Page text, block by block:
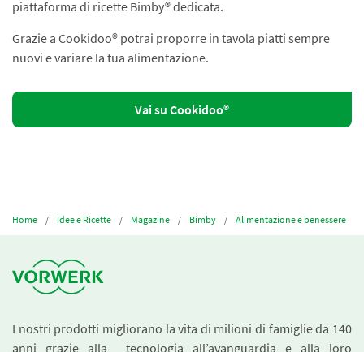
piattaforma di ricette Bimby® dedicata.
Grazie a Cookidoo® potrai proporre in tavola piatti sempre
nuovi e variare la tua alimentazione.
Vai su Cookidoo®
Home Idee e Ricette Magazine Bimby Alimentazione e benessere
I nostri prodotti migliorano la vita di milioni di famiglie da 140
anni grazie alla tecnologia all’avanguardia e alla loro